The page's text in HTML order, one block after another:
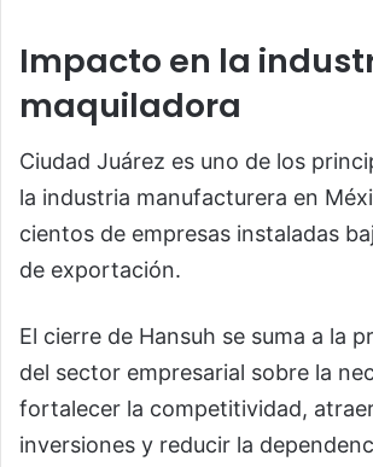
Impacto en la
maquiladora
Ciudad Juárez es uno de los
la industria manufacturera en
cientos de empresas instaladas
de exportación.
El cierre de Hansuh se suma a la
del sector empresarial sobre la
fortalecer la competitividad,
inversiones y reducir la